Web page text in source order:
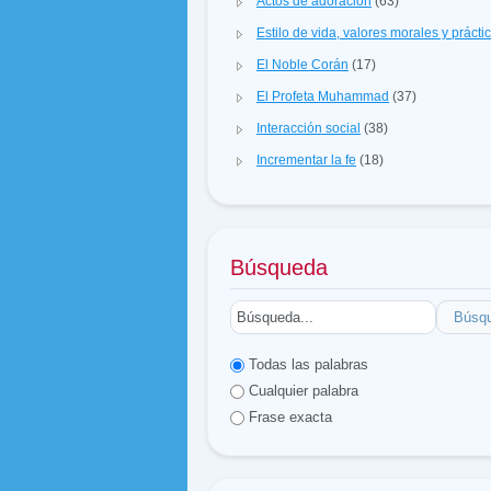
Estilo de vida, valores morales y
El Noble Corán (17)
El Profeta Muhammad (37)
Interacción social (38)
Incrementar la fe (18)
Búsqueda
Todas las palabras
Cualquier palabra
Frase exacta